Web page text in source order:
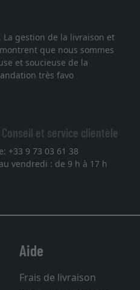
gestion de la livraison et
que nous sommes
et soucieuse de la
très favo
Conseil et service clientèle
+33 9 73 03 61 38
vendredi : de 9 h à 17 h
Aide
Frais de livraison